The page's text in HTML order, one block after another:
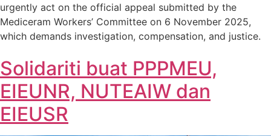
urgently act on the official appeal submitted by the
Mediceram Workers’ Committee on 6 November 2025,
which demands investigation, compensation, and justice.
Solidariti buat PPPMEU,
EIEUNR, NUTEAIW dan
EIEUSR